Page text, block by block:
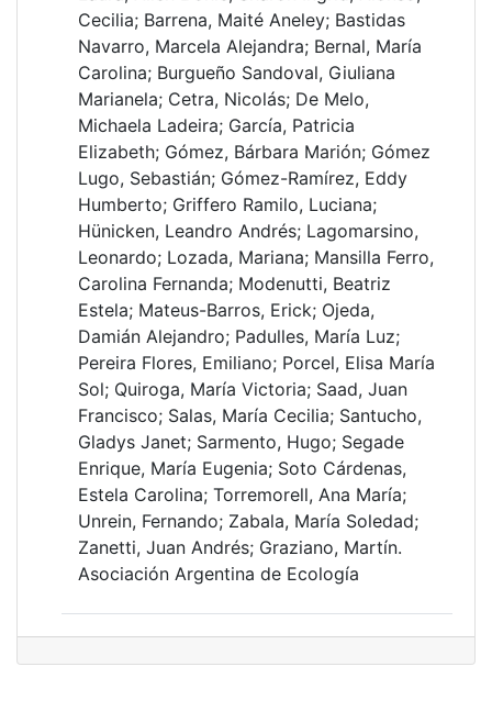
Cecilia; Barrena, Maité Aneley; Bastidas
Navarro, Marcela Alejandra; Bernal, María
Carolina; Burgueño Sandoval, Giuliana
Marianela; Cetra, Nicolás; De Melo,
Michaela Ladeira; García, Patricia
Elizabeth; Gómez, Bárbara Marión; Gómez
Lugo, Sebastián; Gómez-Ramírez, Eddy
Humberto; Griffero Ramilo, Luciana;
Hünicken, Leandro Andrés; Lagomarsino,
Leonardo; Lozada, Mariana; Mansilla Ferro,
Carolina Fernanda; Modenutti, Beatriz
Estela; Mateus-Barros, Erick; Ojeda,
Damián Alejandro; Padulles, María Luz;
Pereira Flores, Emiliano; Porcel, Elisa María
Sol; Quiroga, María Victoria; Saad, Juan
Francisco; Salas, María Cecilia; Santucho,
Gladys Janet; Sarmento, Hugo; Segade
Enrique, María Eugenia; Soto Cárdenas,
Estela Carolina; Torremorell, Ana María;
Unrein, Fernando; Zabala, María Soledad;
Zanetti, Juan Andrés; Graziano, Martín.
Asociación Argentina de Ecología